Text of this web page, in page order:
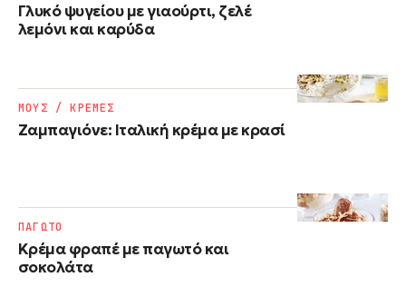
Γλυκό ψυγείου με γιαούρτι, ζελέ
λεμόνι και καρύδα
Ζαμπαγιόνε: Ιταλική κρέμα με κρασί
ΜΟΥΣ / ΚΡΕΜΕΣ
Κρέμα φραπέ με παγωτό και
σοκολάτα
ΠΑΓΩΤΟ